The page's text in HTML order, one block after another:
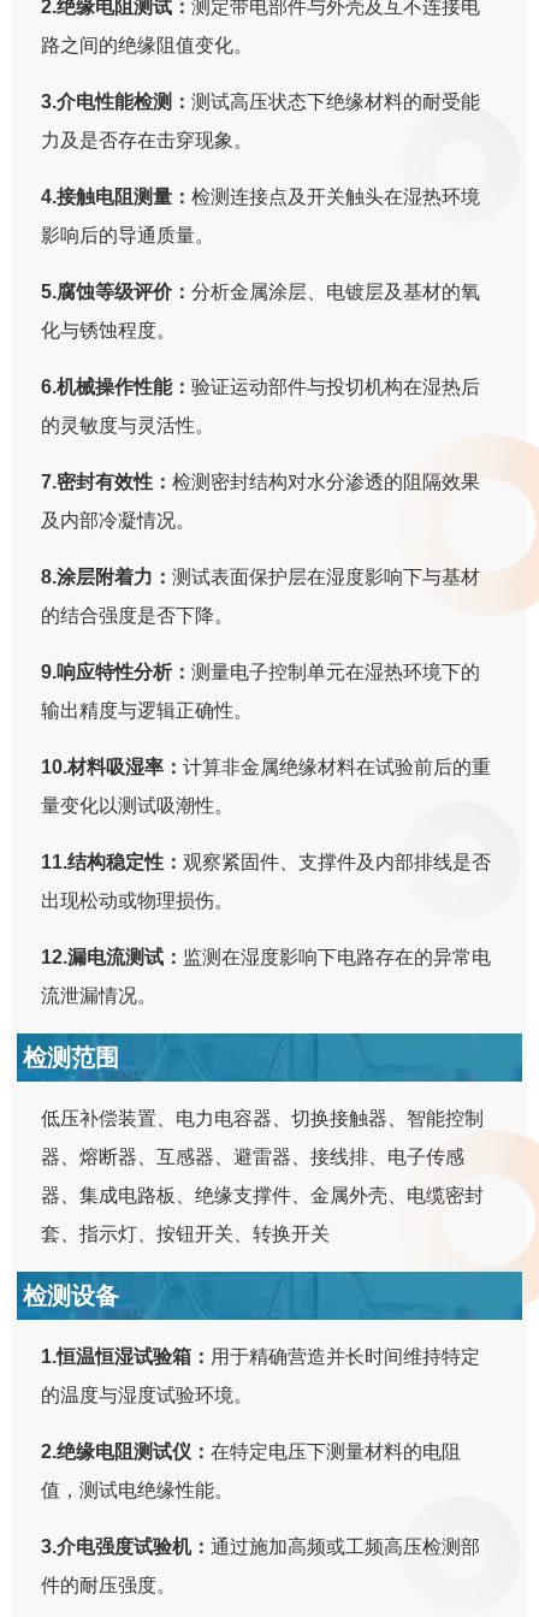
2.绝缘电阻测试：测定带电部件与外壳及互不连接电
路之间的绝缘阻值变化。
3.介电性能检测：测试高压状态下绝缘材料的耐受能
力及是否存在击穿现象。
4.接触电阻测量：检测连接点及开关触头在湿热环境
影响后的导通质量。
5.腐蚀等级评价：分析金属涂层、电镀层及基材的氧
化与锈蚀程度。
6.机械操作性能：验证运动部件与投切机构在湿热后
的灵敏度与灵活性。
7.密封有效性：检测密封结构对水分渗透的阻隔效果
及内部冷凝情况。
8.涂层附着力：测试表面保护层在湿度影响下与基材
的结合强度是否下降。
9.响应特性分析：测量电子控制单元在湿热环境下的
输出精度与逻辑正确性。
10.材料吸湿率：计算非金属绝缘材料在试验前后的重
量变化以测试吸潮性。
11.结构稳定性：观察紧固件、支撑件及内部排线是否
出现松动或物理损伤。
12.漏电流测试： 监测在湿度影响下电路存在的异常电
流泄漏情况。
检测范围
低压补偿装置、电力电容器、切换接触器、智能控制
器、熔断器、互感器、避雷器、接线排、电子传感
器、集成电路板、绝缘支撑件、金属外壳、电缆密封
套、指示灯、按钮开关、转换开关
检测设备
1.恒温恒湿试验箱： 用于精确营造并长时间维持特定
的温度与湿度试验环境。
2.绝缘电阻测试仪：在特定电压下测量材料的电阻
值，测试电绝缘性能。
3.介电强度试验机：通过施加高频或工频高压检测部
件的耐压强度。